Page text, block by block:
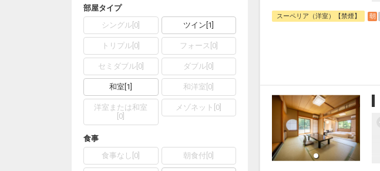
部屋タイプ
シングル 0 ツイン 1
トリプル 0 フォース 0]
セミダブル[ 0] ダブル 0
和室 1 和洋室 0
洋室または和室
0
メゾネット 0
食事
食事なし 0 朝食付 0
スーペリア（洋室）【禁煙】 朝